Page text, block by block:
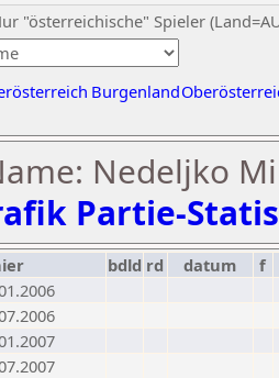
"österreichische" Spieler
Burgenland
Nedeljko
Partie-
bdld rd datum
f